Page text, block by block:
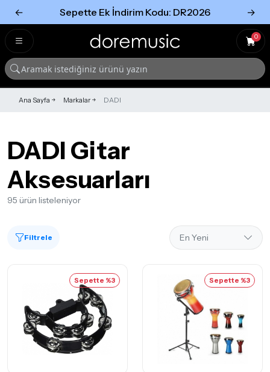
← Sepette Ek İndirim Kodu: DR2026 →
0
Ana Sayfa Markalar DADI
DADI Gitar
Aksesuarları
95 ürün listeleniyor
Filtrele
Sepette %3 Sepette %3
Tümünü Gör
Tümünü gör